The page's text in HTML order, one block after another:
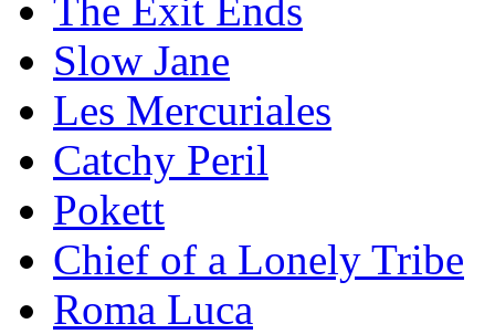
The Exit Ends
Slow Jane
Les Mercuriales
Catchy Peril
Pokett
Chief of a Lonely Tribe
Roma Luca